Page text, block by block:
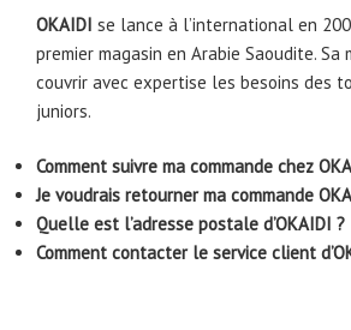
OKAIDI se lance à l’international en
premier magasin en Arabie Saoudite. Sa
couvrir avec expertise les besoins des
juniors.
Comment suivre ma commande chez
Je voudrais retourner ma commande
Quelle est l’adresse postale d’OKAIDI ?
Comment contacter le service client